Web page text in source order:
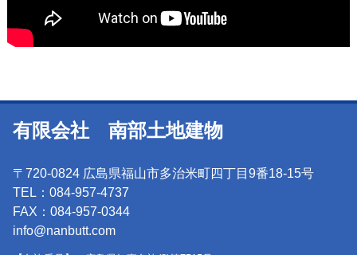
有限会社 南部土地建物
〒720-0824 広島県福山市多治米町四丁目9番18-15号
TEL：084-957-4737
FAX：084-957-0344
info@nanbutt.com